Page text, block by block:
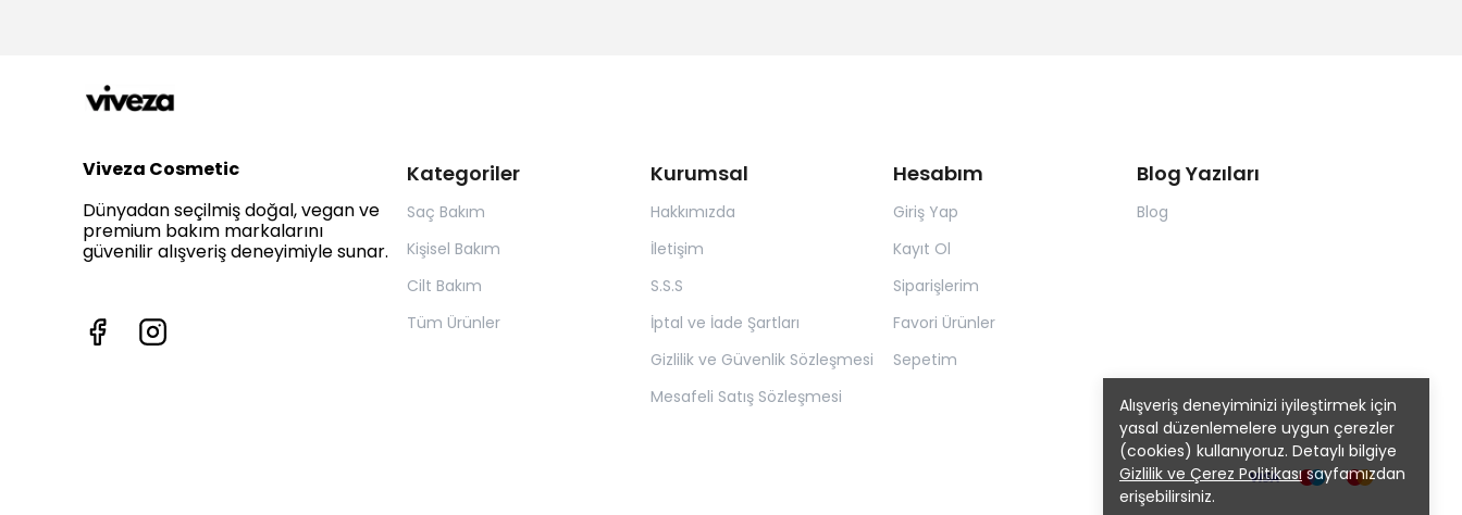
Alışveriş deneyiminizi iyileştirmek için
yasal düzenlemelere uygun çerezler
(cookies) kullanıyoruz. Detaylı bilgiye
Gizlilik ve Çerez Politikasısayfamızdan
erişebilirsiniz.
Kategoriler
Saç Bakım
Kişisel Bakım
Cilt Bakım
Tüm Ürünler
Kurumsal
Hakkımızda
İletişim
S.S.S
İptal ve İade Şartları
Gizlilik ve Güvenlik Sözleşmesi
Mesafeli Satış Sözleşmesi
Hesabım
Giriş Yap
Kayıt Ol
Siparişlerim
Favori Ürünler
Sepetim
Blog Yazıları
Blog
Viveza Cosmetic
Dünyadan seçilmiş doğal, vegan ve
premium bakım markalarını
güvenilir alışveriş deneyimiyle sunar.